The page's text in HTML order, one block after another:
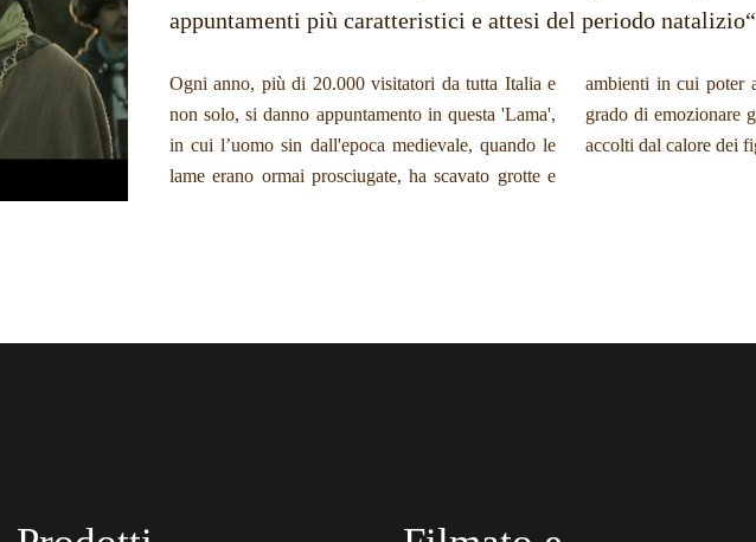
appuntamenti più caratteristici e attesi del periodo
Ogni anno, più di 20.000 visitatori da tutta Italia e
non solo, si danno appuntamento in questa 'Lama',
in cui l’uomo sin dall'epoca medievale, quando le
lame erano ormai prosciugate, ha scavato grotte e
ambienti in cui poter abitare. Un luogo magico, in
grado di emozionare grandi e piccini dove saranno
accolti dal calore dei